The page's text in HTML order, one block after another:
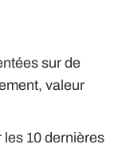
sur de
valeur
10 dernières